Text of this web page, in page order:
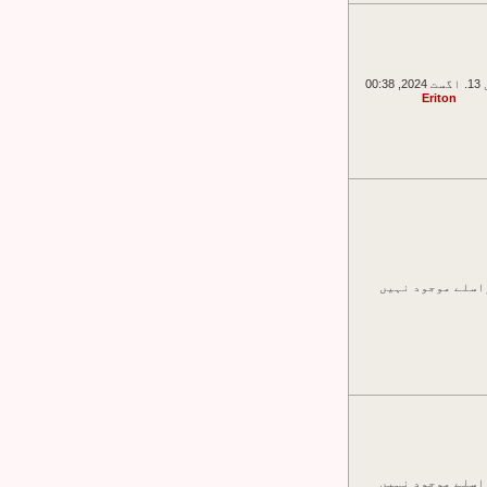
Eriton
موجود نہیں
موجود نہیں